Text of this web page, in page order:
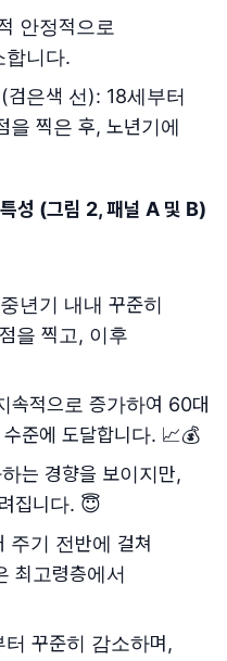
안정적으로
합니다.
검은색 선): 18세부터
찍은 후, 노년기에
성 (그림 2, 패널 A 및 B)
년기 내내 꾸준히
을 찍고, 이후
속적으로 증가하여 60대
준에 도달합니다. 📈💰
는 경향을 보이지만,
집니다. 😇
주기 전반에 걸쳐
최고령층에서
꾸준히 감소하며,